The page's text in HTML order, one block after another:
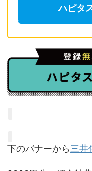
ハピタ
下のバナーから三井